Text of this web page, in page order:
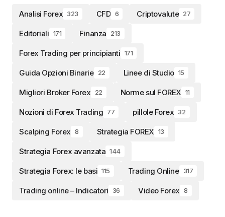
Analisi Forex 323 CFD 6 Criptovalute 27
Editoriali 171 Finanza 213
Forex Trading per principianti 171
Guida Opzioni Binarie 22 Linee di Studio 15
Migliori Broker Forex 22 Norme sul FOREX 11
Nozioni di Forex Trading 77 pillole Forex 32
Scalping Forex 8 Strategia FOREX 13
Strategia Forex avanzata 144
Strategia Forex: le basi 115 Trading Online 317
Trading online – Indicatori 36 Video Forex 8